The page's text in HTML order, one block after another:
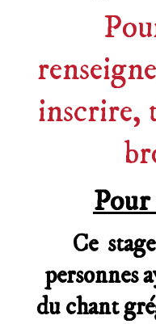
inscrire,
Ce stage
personnes
du chant